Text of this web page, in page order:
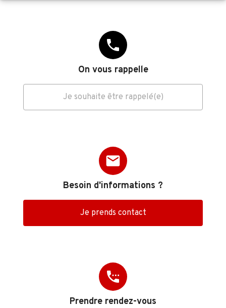
phone
On vous rappelle
Je souhaite être rappelé(e)
mail
Besoin d'informations ?
Je prends contact
settings_phone
Prendre rendez-vous